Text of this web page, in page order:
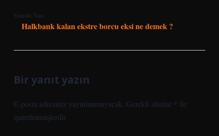
Sonraki Yazı
Halkbank kalan ekstre borcu eksi ne demek ?
Bir yanıt yazın
E-posta adresiniz yayınlanmayacak. Gerekli alanlar * ile
işaretlenmişlerdir